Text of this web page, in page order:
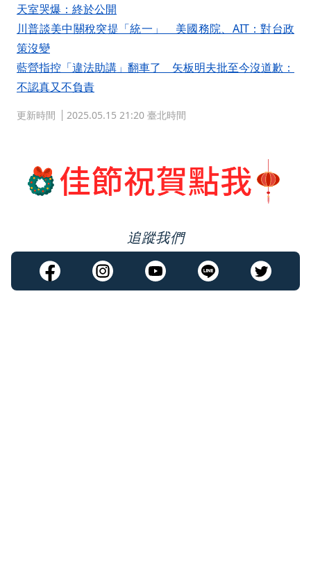
天室哭爆：終於公開
川普談美中關稅突提「統一」 美國務院、AIT：對台政
策沒變
藍營指控「違法助講」翻車了 矢板明夫批至今沒道歉：
不認真又不負責
更新時間 2025.05.15 21:20 臺北時間
追蹤我們